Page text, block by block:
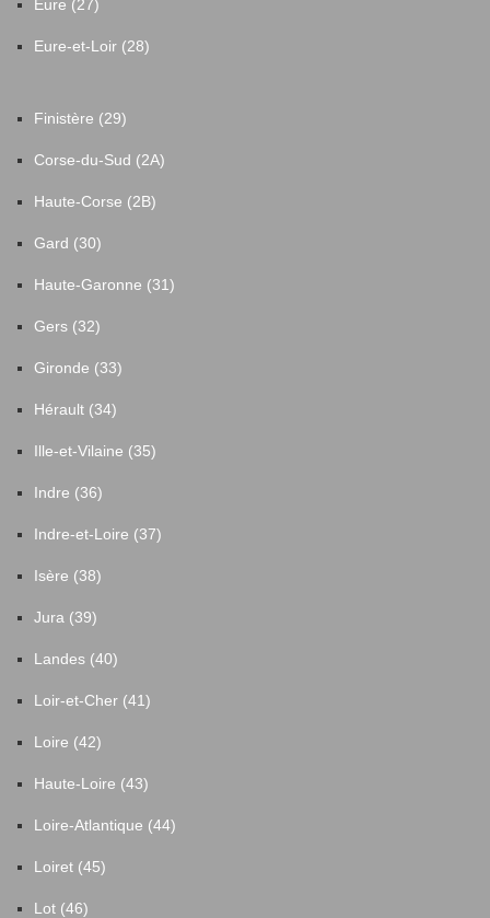
Eure (27)
Eure-et-Loir (28)
Finistère (29)
Corse-du-Sud (2A)
Haute-Corse (2B)
Gard (30)
Haute-Garonne (31)
Gers (32)
Gironde (33)
Hérault (34)
Ille-et-Vilaine (35)
Indre (36)
Indre-et-Loire (37)
Isère (38)
Jura (39)
Landes (40)
Loir-et-Cher (41)
Loire (42)
Haute-Loire (43)
Loire-Atlantique (44)
Loiret (45)
Lot (46)